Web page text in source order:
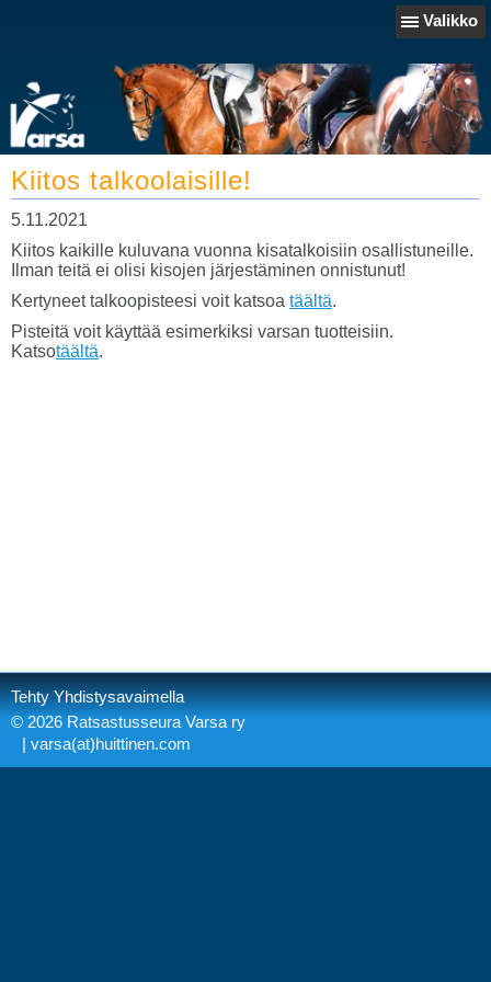
Valikko
Kiitos talkoolaisille!
5.11.2021
Kiitos kaikille kuluvana vuonna kisatalkoisiin osallistuneille.
Ilman teitä ei olisi kisojen järjestäminen onnistunut!
Kertyneet talkoopisteesi voit katsoa täältä.
Pisteitä voit käyttää esimerkiksi varsan tuotteisiin.
Katsotäältä.
Tehty Yhdistysavaimella
© 2026 Ratsastusseura Varsa ry
| varsa(at)huittinen.com